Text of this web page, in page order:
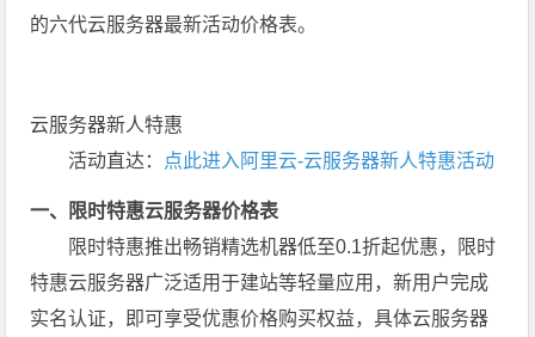
的六代云服务器最新活动价格表。
云服务器新人特惠
活动直达： 点此进入阿里云-云服务器新人特惠活动
一、限时特惠云服务器价格表
限时特惠推出畅销精选机器低至0.1折起优惠，限时
特惠云服务器广泛适用于建站等轻量应用，新用户完成
实名认证，即可享受优惠价格购买权益，具体云服务器